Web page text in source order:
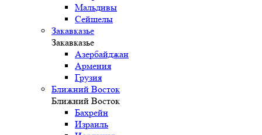
Мальдивы
Сейшелы
Закавказье
Закавказье
Азербайджан
Армения
Грузия
Ближний Восток
Ближний Восток
Бахрейн
Израиль